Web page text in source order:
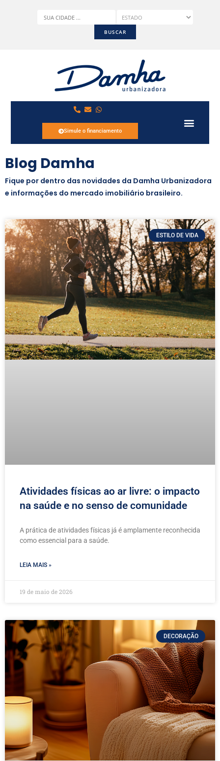
Simule o financiamento
Blog Damha
Fique por dentro das novidades da Damha Urbanizadora
e informações do mercado imobiliário brasileiro.
ESTILO DE VIDA
Atividades físicas ao ar livre: o impacto
na saúde e no senso de comunidade
A prática de atividades físicas já é amplamente reconhecida
como essencial para a saúde.
LEIA MAIS »
19 de maio de 2026
DECORAÇÃO